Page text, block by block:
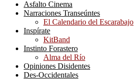
Asfalto Cinema
Narraciones Transeúntes
El Calendario del Escarabajo
Inspírate
KitBand
Instinto Forastero
Alma del Río
Opiniones Disidentes
Des-Occidentales